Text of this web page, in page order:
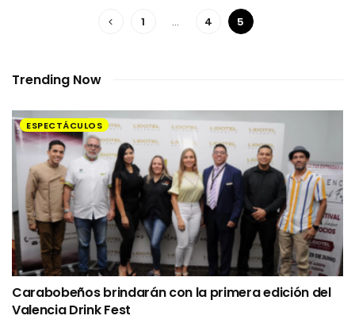
1 … 4 5
Trending Now
ESPECTÁCULOS
Carabobeños brindarán con la primera edición del
Valencia Drink Fest